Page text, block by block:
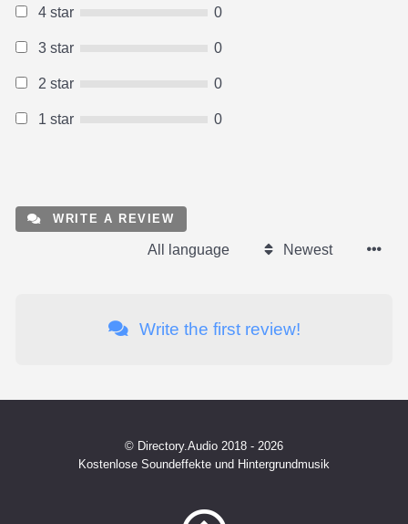
4 star 0
3 star 0
2 star 0
1 star 0
WRITE A REVIEW
All language Newest
Write the first review!
© Directory.Audio 2018 - 2026
Kostenlose Soundeffekte und Hintergrundmusik